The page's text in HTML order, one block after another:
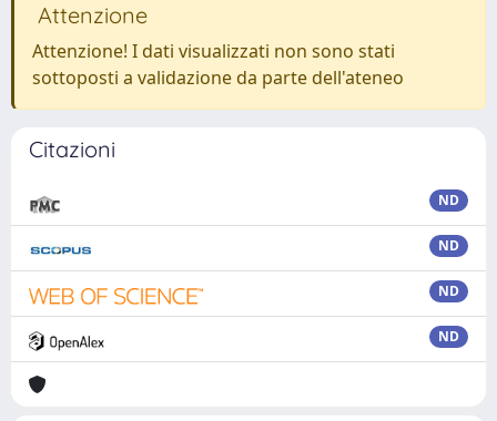
Attenzione
Attenzione! I dati visualizzati non sono stati
sottoposti a validazione da parte dell'ateneo
Citazioni
ND
ND
ND
ND